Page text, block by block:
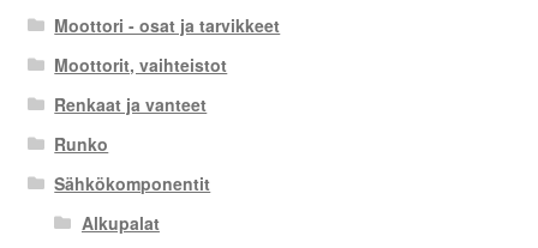
Moottori - osat ja tarvikkeet
Moottorit, vaihteistot
Renkaat ja vanteet
Runko
Sähkökomponentit
Alkupalat